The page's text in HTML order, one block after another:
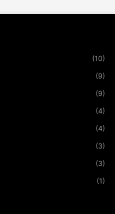
(10)
(9)
(9)
(4)
(4)
(3)
(3)
(1)